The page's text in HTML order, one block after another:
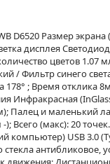
D6520 Размер
дисплея
цветов
/ Фильтр синего
178° ; Время отклика
Инфракрасная
Палец и маленький
Всего (макс): 20
компьютер) USB 3.0
антибликовое,